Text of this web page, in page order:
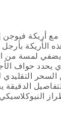
مع أريكة
الأريكة
يضفي لمسة من
يحدد حواف
السحر
الدقيقة